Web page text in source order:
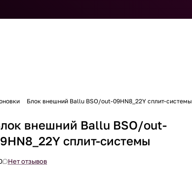
Блок внешний Ballu BSO/out-09HN8_22Y сплит-системы
внешний Ballu BSO/out-
сплит-системы
Нет отзывов